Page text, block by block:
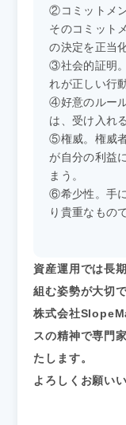
②コミットメ
そのコミット
の決定を正当
③社会的証明
れが正しい行
④好意のルー
は、受け入れ
⑤権威。権威
が自分の利益
まう。
⑥希少性。手
り貴重なもの
資産運用では長
組む姿勢が大切で
株式会社
スの精神で専門
たします。
よろしくお願い